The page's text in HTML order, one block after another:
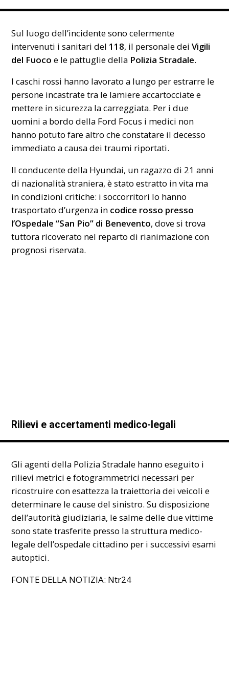
Sul luogo dell’incidente sono celermente
intervenuti i sanitari del 118, il personale deiVigili
del Fuoco e le pattuglie della Polizia Stradale.
I caschi rossi hanno lavorato a lungo per estrarre le
persone incastrate tra le lamiere accartocciate e
mettere in sicurezza la carreggiata. Per i due
uomini a bordo della Ford Focus i medici non
hanno potuto fare altro che constatare il decesso
immediato a causa dei traumi riportati.
Il conducente della Hyundai, un ragazzo di 21 anni
di nazionalità straniera, è stato estratto in vita ma
in condizioni critiche: i soccorritori lo hanno
trasportato d’urgenza in codice rosso presso
l’Ospedale “San Pio” di Benevento, dove si trova
tuttora ricoverato nel reparto di rianimazione con
prognosi riservata.
Rilievi e accertamenti medico-legali
Gli agenti della Polizia Stradale hanno eseguito i
rilievi metrici e fotogrammetrici necessari per
ricostruire con esattezza la traiettoria dei veicoli e
determinare le cause del sinistro. Su disposizione
dell’autorità giudiziaria, le salme delle due vittime
sono state trasferite presso la struttura medico-
legale dell’ospedale cittadino per i successivi esami
autoptici.
FONTE DELLA NOTIZIA: Ntr24